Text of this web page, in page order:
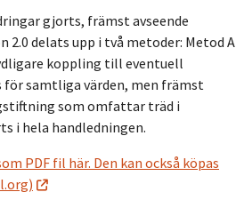
gjorts, främst avseende
delats upp i två metoder: Metod A
koppling till eventuell
för samtliga värden, men främst
som omfattar träd i
i hela handledningen.
PDF fil här. Den kan också köpas